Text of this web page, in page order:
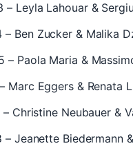
– Leyla Lahouar &
– Ben Zucker & Malika
– Paola Maria &
Marc Eggers & Renata
– Christine Neubauer &
– Jeanette Biedermann